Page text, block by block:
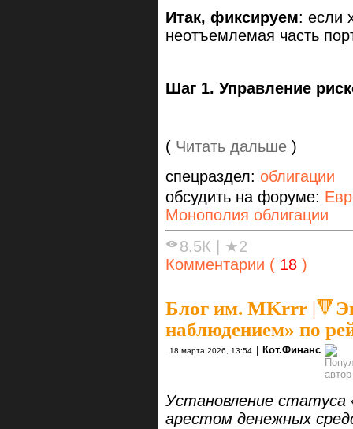
Итак, фиксируем: если
неотъемлемая часть
Шаг 1. Управление
( Читать дальше )
спецраздел: облигации
обсудить на форуме:
Монополия облигации
8.5К | ★2
Комментарии ( 18 )
Блог им. MKrrr |
наблюдением» по
18 марта 2026, 13:54 | Кот.Финанс
Установление статуса
арестом денежных